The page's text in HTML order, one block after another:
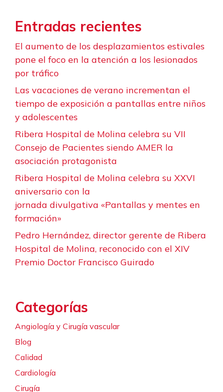
Entradas recientes
El aumento de los desplazamientos estivales
pone el foco en la atención a los lesionados
por tráfico
Las vacaciones de verano incrementan el
tiempo de exposición a pantallas entre niños
y adolescentes
Ribera Hospital de Molina celebra su VII
Consejo de Pacientes siendo AMER la
asociación protagonista
Ribera Hospital de Molina celebra su XXVI
aniversario con la
jornada divulgativa «Pantallas y mentes en
formación»
Pedro Hernández, director gerente de Ribera
Hospital de Molina, reconocido con el XIV
Premio Doctor Francisco Guirado
Categorías
Angiología y Cirugía vascular
Blog
Calidad
Cardiología
Cirugía